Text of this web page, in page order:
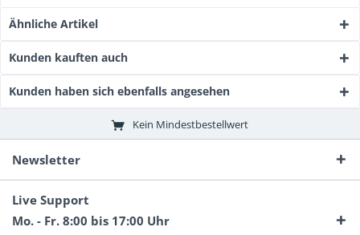
Ähnliche Artikel
Kunden kauften auch
Kunden haben sich ebenfalls angesehen
Kein Mindestbestellwert
Newsletter
Live Support
Mo. - Fr. 8:00 bis 17:00 Uhr